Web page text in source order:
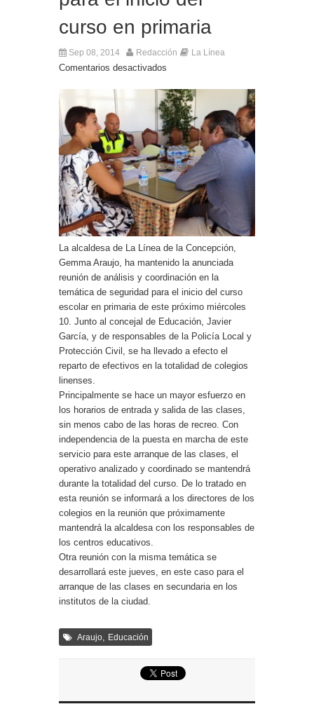
El Ministro Principal da la bienvenida a la nueva
Ministra británica para los Territorios de Ultramar
curso en primaria
Sep 08, 2014 Redacción La Línea
Comentarios desactivados
La alcaldesa de La Línea de la Concepción,
Gemma Araujo, ha mantenido la anunciada
reunión de análisis y coordinación en la
temática de seguridad para el inicio del curso
escolar en primaria de este próximo miércoles
10. Junto al concejal de Educación, Javier
García, y de responsables de la Policía Local y
Protección Civil, se ha llevado a efecto el
reparto de efectivos en la totalidad de colegios
linenses.
Principalmente se hace un mayor esfuerzo en
los horarios de entrada y salida de las clases,
sin menos cabo de las horas de recreo. Con
independencia de la puesta en marcha de este
servicio para este arranque de las clases, el
operativo analizado y coordinado se mantendrá
durante la totalidad del curso. De lo tratado en
esta reunión se informará a los directores de los
colegios en la reunión que próximamente
mantendrá la alcaldesa con los responsables de
los centros educativos.
Otra reunión con la misma temática se
desarrollará este jueves, en este caso para el
arranque de las clases en secundaria en los
institutos de la ciudad.
Araujo, Educación